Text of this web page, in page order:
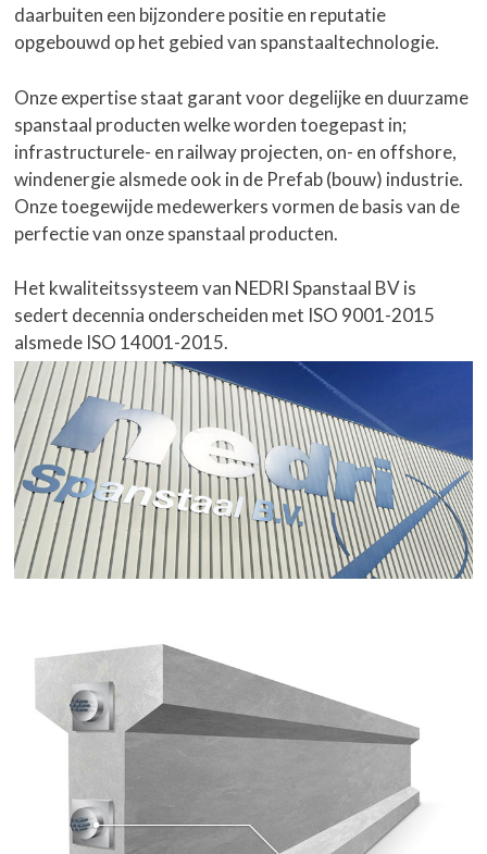
daarbuiten een bijzondere positie en reputatie
opgebouwd op het gebied van spanstaaltechnologie.
Onze expertise staat garant voor degelijke en duurzame
spanstaal producten welke worden toegepast in;
infrastructurele- en railway projecten, on- en offshore,
windenergie alsmede ook in de Prefab (bouw) industrie.
Onze toegewijde medewerkers vormen de basis van de
perfectie van onze spanstaal producten.
Het kwaliteitssysteem van NEDRI Spanstaal BV is
sedert decennia onderscheiden met ISO 9001-2015
alsmede ISO 14001-2015.